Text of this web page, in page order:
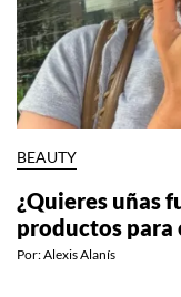
BEAUTY
¿Quieres uñas
productos para
Por:Alexis Alanís